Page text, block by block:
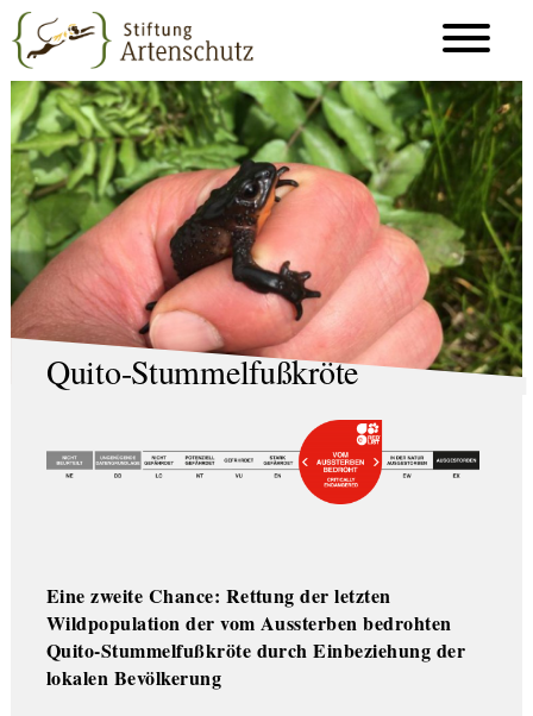
Quito-Stummelfußkröte
Eine zweite Chance: Rettung der letzten
Wildpopulation der vom Aussterben bedrohten
Quito-Stummelfußkröte durch Einbeziehung der
lokalen Bevölkerung